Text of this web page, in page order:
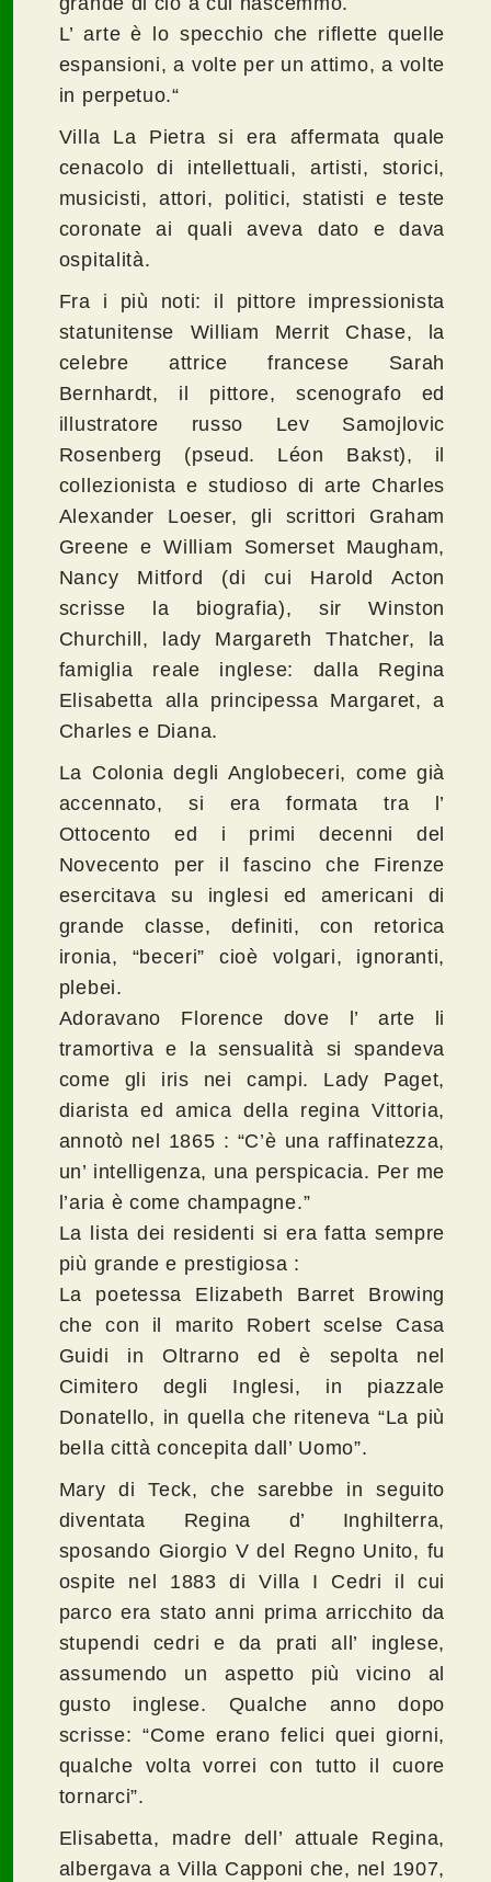
L’ arte è lo specchio che riflette quelle
espansioni, a volte per un attimo, a volte
in perpetuo.“
Villa La Pietra si era affermata quale
cenacolo di intellettuali, artisti, storici,
musicisti, attori, politici, statisti e teste
coronate ai quali aveva dato e dava
ospitalità.
Fra i più noti: il pittore impressionista
statunitense William Merrit Chase, la
celebre attrice francese Sarah
Bernhardt, il pittore, scenografo ed
illustratore russo Lev Samojlovic
Rosenberg (pseud. Léon Bakst), il
collezionista e studioso di arte Charles
Alexander Loeser, gli scrittori Graham
Greene e William Somerset Maugham,
Nancy Mitford (di cui Harold Acton
scrisse la biografia), sir Winston
Churchill, lady Margareth Thatcher, la
famiglia reale inglese: dalla Regina
Elisabetta alla principessa Margaret, a
Charles e Diana.
La Colonia degli Anglobeceri, come già
accennato, si era formata tra l’
Ottocento ed i primi decenni del
Novecento per il fascino che Firenze
esercitava su inglesi ed americani di
grande classe, definiti, con retorica
ironia, “beceri” cioè volgari, ignoranti,
plebei.
Adoravano Florence dove l’ arte li
tramortiva e la sensualità si spandeva
come gli iris nei campi. Lady Paget,
diarista ed amica della regina Vittoria,
annotò nel 1865 : “C’è una raffinatezza,
un’ intelligenza, una perspicacia. Per me
l’aria è come champagne.”
La lista dei residenti si era fatta sempre
più grande e prestigiosa :
La poetessa Elizabeth Barret Browing
che con il marito Robert scelse Casa
Guidi in Oltrarno ed è sepolta nel
Cimitero degli Inglesi, in piazzale
Donatello, in quella che riteneva “La più
bella città concepita dall’ Uomo”.
Mary di Teck, che sarebbe in seguito
diventata Regina d’ Inghilterra,
sposando Giorgio V del Regno Unito, fu
ospite nel 1883 di Villa I Cedri il cui
parco era stato anni prima arricchito da
stupendi cedri e da prati all’ inglese,
assumendo un aspetto più vicino al
gusto inglese. Qualche anno dopo
scrisse: “Come erano felici quei giorni,
qualche volta vorrei con tutto il cuore
tornarci”.
Elisabetta, madre dell’ attuale Regina,
albergava a Villa Capponi che, nel 1907,